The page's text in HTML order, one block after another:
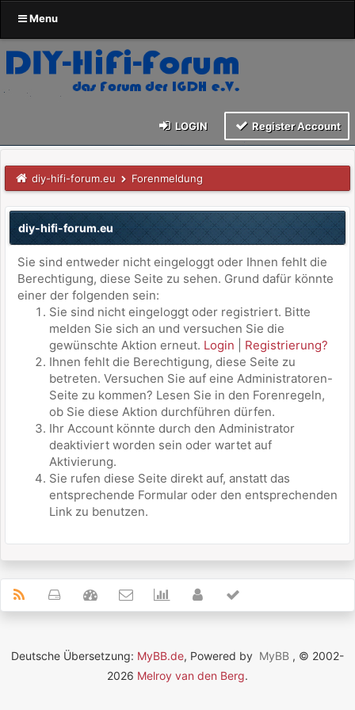
Menu
LOGIN Register Account
diy-hifi-forum.eu Forenmeldung
diy-hifi-forum.eu
Sie sind entweder nicht eingeloggt oder Ihnen fehlt die
Berechtigung, diese Seite zu sehen. Grund dafür könnte
einer der folgenden sein:
Sie sind nicht eingeloggt oder registriert. Bitte
melden Sie sich an und versuchen Sie die
gewünschte Aktion erneut. Login
Registrierung?
Ihnen fehlt die Berechtigung, diese Seite zu
betreten. Versuchen Sie auf eine Administratoren-
Seite zu kommen? Lesen Sie in den Forenregeln,
ob Sie diese Aktion durchführen dürfen.
Ihr Account könnte durch den Administrator
deaktiviert worden sein oder wartet auf
Aktivierung.
Sie rufen diese Seite direkt auf, anstatt das
entsprechende Formular oder den entsprechenden
Link zu benutzen.
Deutsche Übersetzung: MyBB.de, Powered by MyBB , © 2002-
2026 Melroy van den Berg.